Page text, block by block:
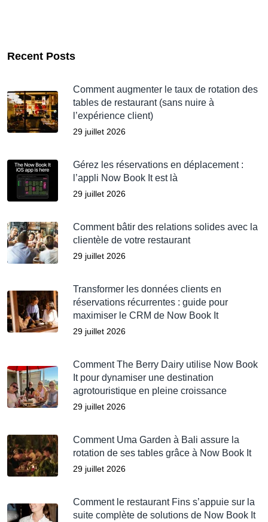
Recent Posts
Comment augmenter le taux de rotation des
tables de restaurant (sans nuire à
l’expérience client)
29 juillet 2026
Gérez les réservations en déplacement :
l’appli Now Book It est là
29 juillet 2026
Comment bâtir des relations solides avec la
clientèle de votre restaurant
29 juillet 2026
Transformer les données clients en
réservations récurrentes : guide pour
maximiser le CRM de Now Book It
29 juillet 2026
Comment The Berry Dairy utilise Now Book
It pour dynamiser une destination
agrotouristique en pleine croissance
29 juillet 2026
Comment Uma Garden à Bali assure la
rotation de ses tables grâce à Now Book It
29 juillet 2026
Comment le restaurant Fins s’appuie sur la
suite complète de solutions de Now Book It